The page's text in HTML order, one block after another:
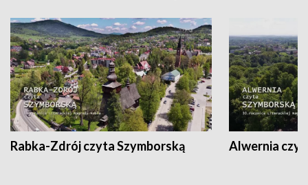
Rabka-Zdrój czyta Szymborską Alwernia